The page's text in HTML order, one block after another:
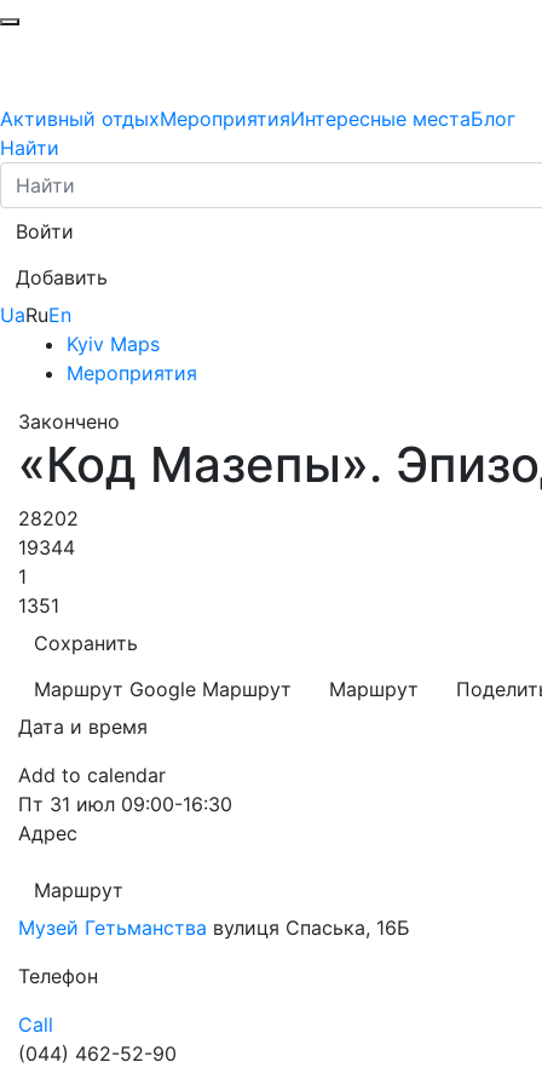
Активный отдыхМероприятияИнтересные местаБлог
Найти
Войти
Добавить
UaRuEn
Kyiv Maps
Мероприятия
Закончено
«Код Мазепы».
28202
19344
1
1351
Сохранить
Маршрут Google Маршрут Маршрут
Дата и время
Add to calendar
Пт 31 июл 09:00-16:30
Адрес
Маршрут
Музей Гетьманства вулиця Спаська, 16Б
Телефон
Call
(044) 462-52-90